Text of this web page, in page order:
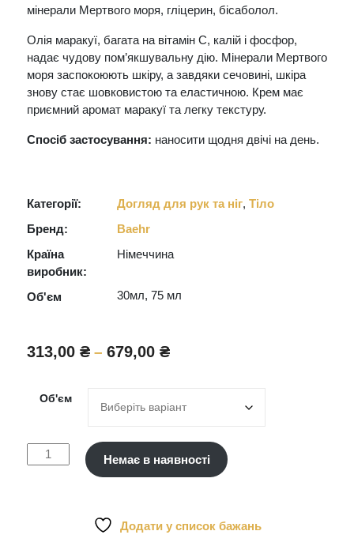
мінерали Мертвого моря, гліцерин, бісаболол.
Олія маракуї, багата на вітамін С, калій і фосфор,
надає чудову пом’якшувальну дію. Мінерали Мертвого
моря заспокоюють шкіру, а завдяки сечовині, шкіра
знову стає шовковистою та еластичною. Крем має
приємний аромат маракуї та легку текстуру.
Спосіб застосування: наносити щодня двічі на день.
Категорії: Догляд для рук та ніг, Тіло
Бренд:
Baehr
Країна
виробник:
Німеччина
Об'єм 30мл, 75 мл
313,00 ₴ – 679,00 ₴Діапазон
313,00 ₴
Об'єм
Baehr
Крем
Немає в наявності
Додати у список бажань